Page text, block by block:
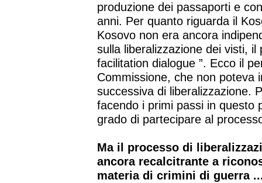
produzione dei passaporti e
anni. Per quanto riguarda il
Kosovo non era ancora
sulla liberalizzazione dei visti,
facilitation dialogue ”. Ecco il
Commissione, che non poteva
successiva di liberalizzazione.
facendo i primi passi in questo
grado di partecipare al
Ma il processo di
ancora recalcitrante a
materia di crimini di guerra